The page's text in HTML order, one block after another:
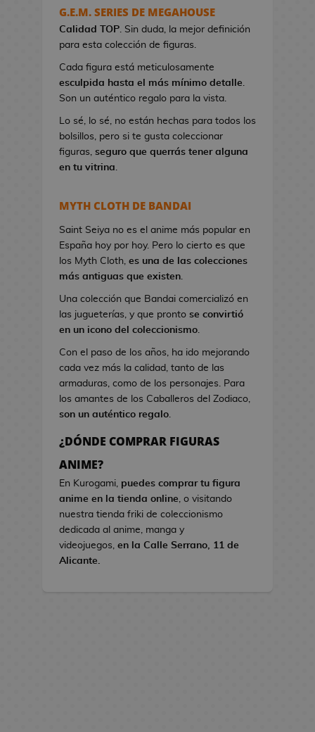
e
g
o
n
d
o
s
d
e
V
j
u
e
g
o
l
G.E.M. SERIES DE MEGAHOUSE
Calidad TOP. Sin duda, la mejor definición
para esta colección de figuras.
Cada figura está meticulosamente
esculpida hasta el más mínimo detalle.
Son un auténtico regalo para la vista.
Lo sé, lo sé, no están hechas para todos los
bolsillos, pero si te gusta coleccionar
figuras, seguro que querrás tener alguna
en tu vitrina.
MYTH CLOTH DE BANDAI
Saint Seiya no es el anime más popular en
España hoy por hoy. Pero lo cierto es que
los Myth Cloth, es una de las colecciones
más antiguas que existen.
Una colección que Bandai comercializó en
las jugueterías, y que pronto se convirtió
en un icono del coleccionismo.
Con el paso de los años, ha ido mejorando
cada vez más la calidad, tanto de las
armaduras, como de los personajes. Para
los amantes de los Caballeros del Zodiaco,
son un auténtico regalo.
¿DÓNDE COMPRAR FIGURAS
ANIME?
En Kurogami, puedes comprar tu figura
anime en la tienda online, o visitando
nuestra tienda friki de coleccionismo
dedicada al anime, manga y
videojuegos, en la Calle Serrano, 11 de
Alicante.